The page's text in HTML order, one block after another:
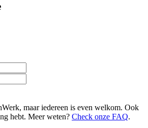
maar iedereen is even welkom. Ook
hebt. Meer weten? Check onze FAQ.